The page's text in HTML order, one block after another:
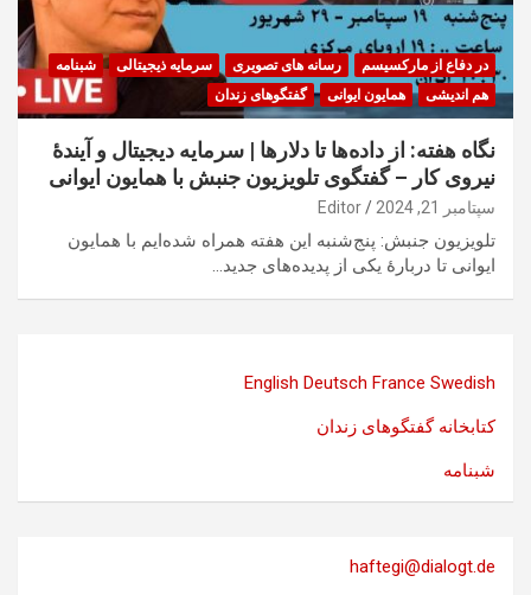
در دفاع از مارکسیسم رسانه های تصویری سرمایه ذیجیتالی
شبنامه
هم اندیشی
همایون ایوانی گفتگوهای زندان
نگاه هفته: از داده‌ها تا دلارها | سرمایه دیجیتال و آیندهٔ
نیروی کار – گفتگوی تلویزیون جنبش با همایون ایوانی
سپتامبر 21, 2024 Editor
تلویزیون جنبش: پنج‌شنبه این هفته همراه شده‌ایم با همایون
ایوانی تا دربارهٔ یکی از پدیده‌های جدید…
English Deutsch France Swedish
کتابخانه گفتگوهای زندان
شبنامه
haftegi@dialogt.de